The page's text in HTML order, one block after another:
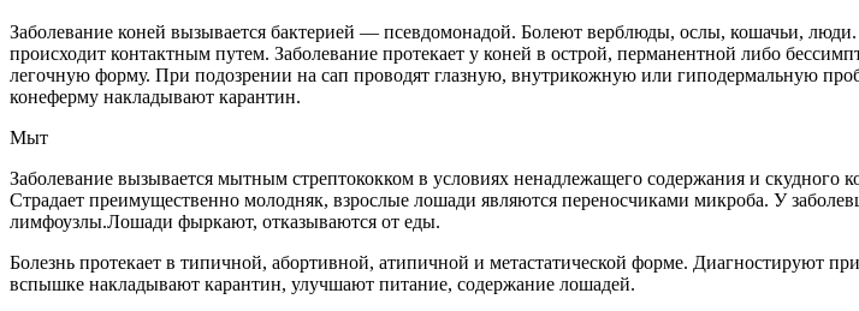
Заболевание коней вызывается бактерией — псевдомонадой. Болеют верблюды, ослы, кошачьи,
происходит контактным путем. Заболевание протекает у коней в острой, перманентной либо
легочную форму. При подозрении на сап проводят глазную, внутрикожную или гиподермальную
конеферму накладывают карантин.
Мыт
Заболевание вызывается мытным стрептококком в условиях ненадлежащего содержания и
Страдает преимущественно молодняк, взрослые лошади являются переносчиками микроба. У
лимфоузлы.Лошади фыркают, отказываются от еды.
Болезнь протекает в типичной, абортивной, атипичной и метастатической форме. Диагностируют
вспышке накладывают карантин, улучшают питание, содержание лошадей.